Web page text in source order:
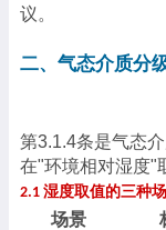
议。
二、气态介质分
第3.1.4条是气态
在"环境相对湿度"
2.1 湿度取值的三种
场景